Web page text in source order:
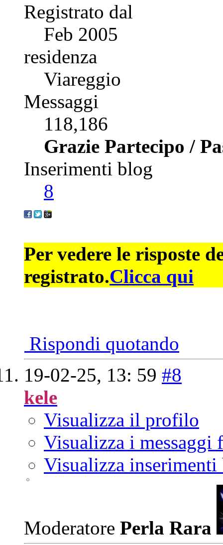
Registrato dal
Feb 2005
residenza
Viareggio
Messaggi
118,186
Grazie Partecipo /
Inserimenti blog
8
Per vedere le risposte
registrato.Clicca qui
Rispondi quotando
19-02-25, 13: 59 #8
kele
Visualizza il profilo
Visualizza i messaggi
Visualizza inserimenti
Moderatore Perla Rara